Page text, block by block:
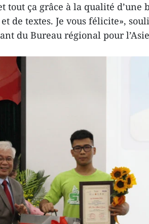
tout ça grâce à la qualité d’une
de textes. Je vous félicite»,
du Bureau régional pour